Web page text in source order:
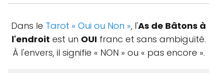
Dans le Tarot « Oui ou Non », l'As de Bâtons à
l'endroit est un OUIfranc et sans ambiguïté.
À l'envers, il signifie « NON » ou « pas encore ».